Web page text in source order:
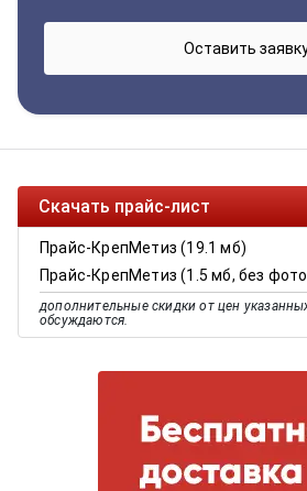
Скачать прайс-лист
Прайс-КрепМетиз (19.1 мб)
Прайс-КрепМетиз (1.5 мб, без
дополнительные скидки от цен
обсуждаются.